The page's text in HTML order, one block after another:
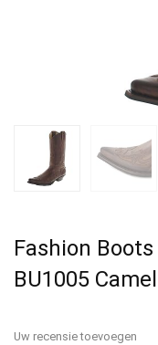
Fashion
BU1005
Uw recensie toevoegen